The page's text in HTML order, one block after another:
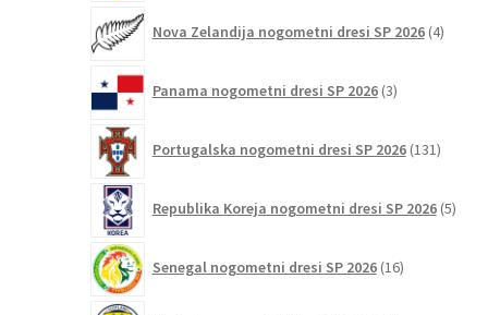
Nova Zelandija nogometni dresi SP 2026 4izdelki
Panama nogometni dresi SP 2026 3izdelki
Portugalska nogometni dresi SP 2026 131
Republika Koreja nogometni dresi SP 2026 5
Senegal nogometni dresi SP 2026 16izdelkov